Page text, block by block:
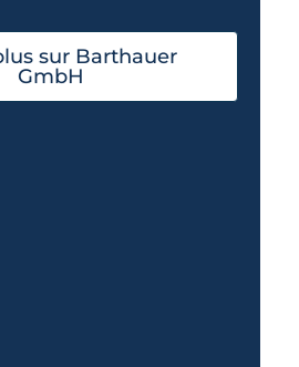
sur Barthauer
GmbH